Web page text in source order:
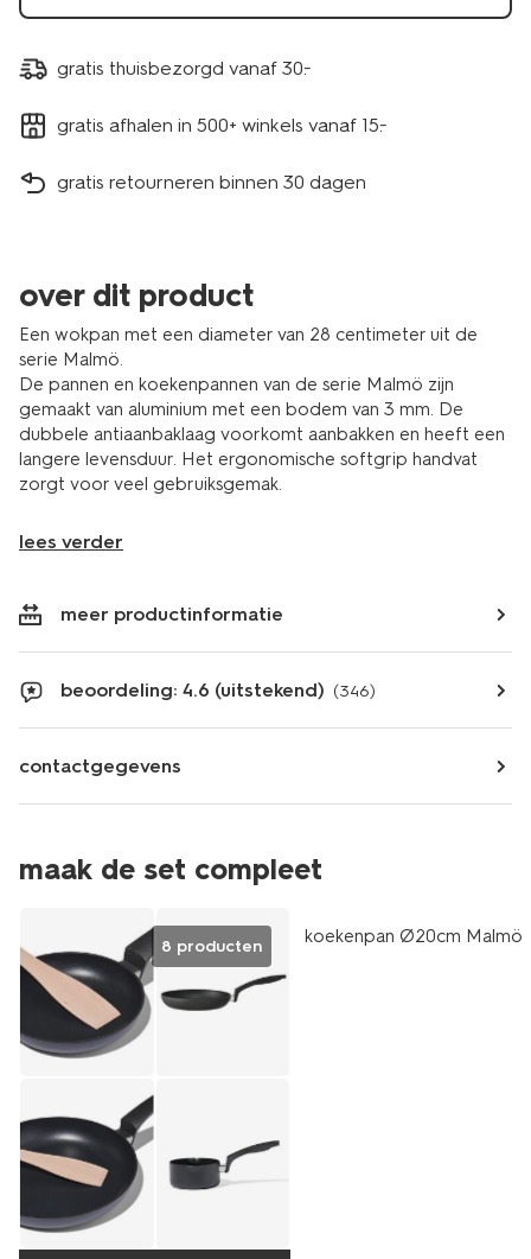
gratis thuisbezorgd vanaf 30.-
gratis afhalen in 500+ winkels vanaf 15.-
gratis retourneren binnen 30 dagen
over dit product
Een wokpan met een diameter van 28 centimeter uit de
serie Malmö.
De pannen en koekenpannen van de serie Malmö zijn
gemaakt van aluminium met een bodem van 3 mm. De
dubbele antiaanbaklaag voorkomt aanbakken en heeft een
langere levensduur. Het ergonomische softgrip handvat
zorgt voor veel gebruiksgemak.
lees verder
meer productinformatie
beoordeling: 4.6 (uitstekend) (346)
contactgegevens
maak de set compleet
8 producten koekenpan Ø20cm Malmö